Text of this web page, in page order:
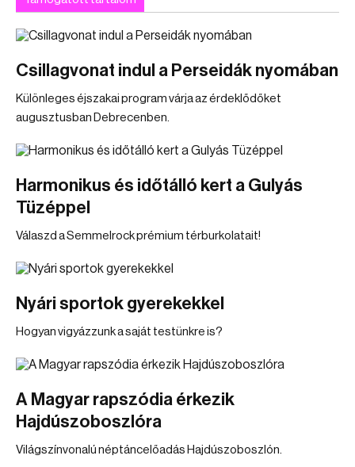
Csillagvonat indul a Perseidák nyomában
Különleges éjszakai program várja az érdeklődőket
augusztusban Debrecenben.
Harmonikus és időtálló kert a Gulyás
Tüzéppel
Válaszd a Semmelrock prémium térburkolatait!
Nyári sportok gyerekekkel
Hogyan vigyázzunk a saját testünkre is?
A Magyar rapszódia érkezik
Hajdúszoboszlóra
Világszínvonalú néptáncelőadás Hajdúszoboszlón.